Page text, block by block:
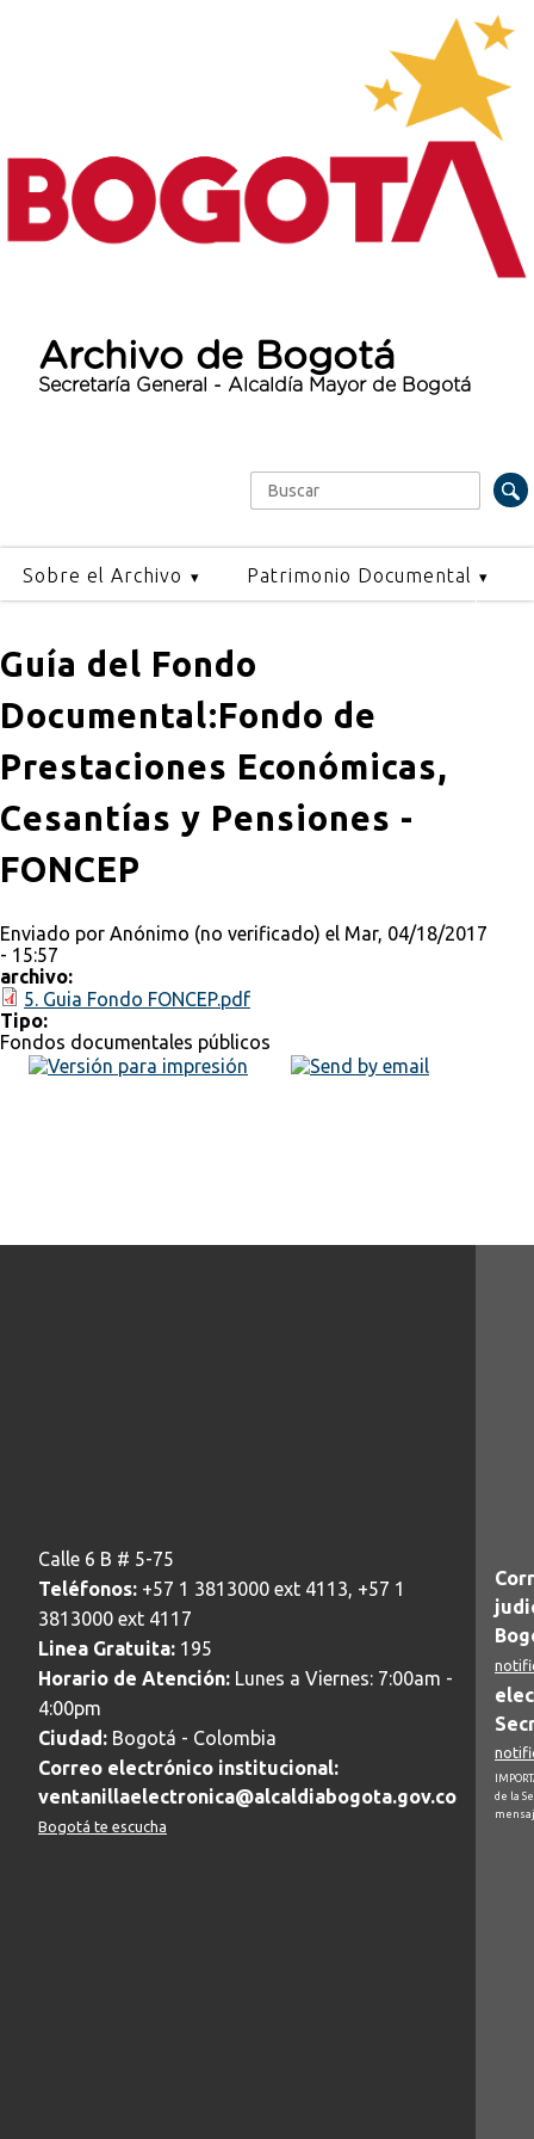
Archivo de Bogotá
Secretaría General - Alcaldía Mayor de Bogotá
Formulario de búsqueda
Buscar
Sobre el Archivo Patrimonio Documental
Guía del Fondo
Documental:Fondo de
Prestaciones Económicas,
Cesantías y Pensiones -
FONCEP
Enviado por Anónimo (no verificado) el Mar, 04/18/2017
- 15:57
archivo:
5. Guia Fondo FONCEP.pdf
Tipo:
Fondos documentales públicos
Calle 6 B # 5-75
Teléfonos: +57 1 3813000 ext 4113, +57 1
3813000 ext 4117
Linea Gratuita: 195
Horario de Atención: Lunes a Viernes: 7:00am -
4:00pm
Ciudad: Bogotá - Colombia
Correo electrónico institucional:
ventanillaelectronica@alcaldiabogota.gov.co
Bogotá te escucha
de la